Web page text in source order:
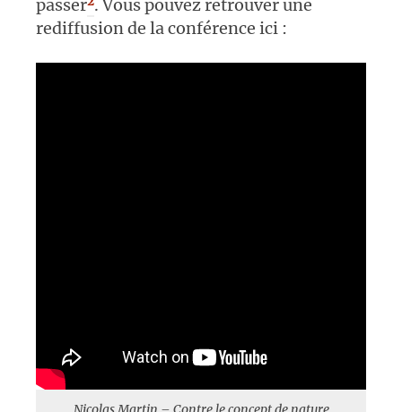
passer . Vous pouvez retrouver une
rediffusion de la conférence ici :